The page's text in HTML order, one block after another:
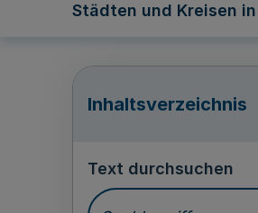
Städten und Kreisen
Inhaltsverzeichnis
Text durchsuchen